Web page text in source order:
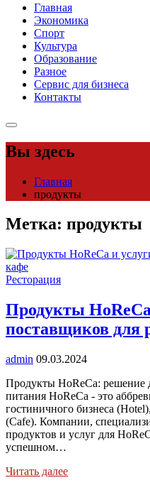
Главная
Экономика
Спорт
Культура
Образование
Разное
Сервис для бизнеса
Контакты
Вы здесь
Главная
продукты
Метка: продукты
Ресторация
Продукты
поставщиков для
admin 09.03.2024
Продукты HoReCa: решение
питания HoReCa - это
гостиничного бизнеса
(Cafe). Компании,
продуктов и услуг для
успешном…
Читать далее